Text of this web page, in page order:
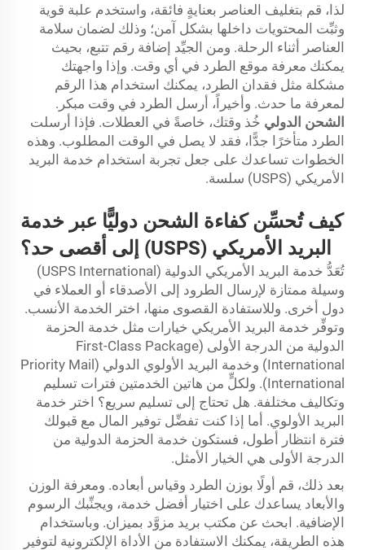
لذا، قم بتغليف العناصر بعنايةٍ فائقة، واستخدم علبة قوية
وثبِّت المحتويات داخلها بشكل آمن؛ وذلك لضمان سلامة
العناصر أثناء الرحلة. ومن الجيِّد إضافة رقم تتبع، بحيث
يمكنك معرفة موقع الطرد في أي وقت. وإذا واجهتك
مشكلة مثل فقدان الطرد، يمكنك استخدام هذا الرقم
لمعرفة ما حدث. وأخيراً، أرسل الطرد في وقت مبكر.
الشحن الدولي خُذ وقتك، خاصةً في العطلات. فإذا أرسلت
الطرد متأخرًا جدًّا، فقد لا يصل في الوقت المطلوب. وهذه
الخطوات تساعدك على جعل تجربة استخدام خدمة البريد
الأمريكي (USPS) سلسة.
كيف تُحسِّن كفاءة الشحن دوليًّا عبر خدمة
البريد الأمريكي (USPS) إلى أقصى حد؟
تُعَدُّ خدمة البريد الأمريكي الدولية (USPS International)
وسيلة ممتازة لإرسال الطرود إلى الأصدقاء أو العملاء في
دول أخرى. وللاستفادة القصوى منها، اختر الخدمة الأنسب.
وتوفِّر خدمة البريد الأمريكي خيارات مثل خدمة الحزمة
الدولية من الدرجة الأولى (First-Class Package
International) وخدمة البريد الأولوي الدولي (Priority Mail
International). ولكلٍّ من هاتين الخدمتين فترات تسليم
وتكاليف مختلفة. هل تحتاج إلى تسليم سريع؟ اختر خدمة
البريد الأولوي. أما إذا كنت تفضِّل توفير المال مع قبولك
فترة انتظار أطول، فستكون خدمة الحزمة الدولية من
الدرجة الأولى هي الخيار الأمثل.
بعد ذلك، قم أولًا بوزن الطرد وقياس أبعاده. ومعرفة الوزن
والأبعاد يساعدك على اختيار أفضل خدمة، ويجنِّبك الرسوم
الإضافية. ابحث عن مكتب بريد مزوَّد بميزان. وباستخدام
هذه الطريقة، يمكنك الاستفادة من الأداة الإلكترونية لتوفير